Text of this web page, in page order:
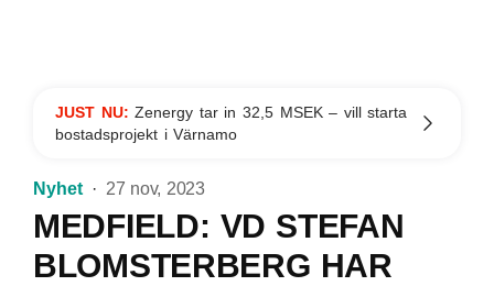
JUST NU:Zenergy tar in 32,5 MSEK – vill starta
bostadsprojekt i Värnamo
Nyhet 27 nov, 2023
MEDFIELD: VD STEFAN
BLOMSTERBERG HAR